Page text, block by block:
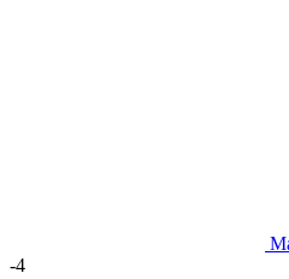
-4